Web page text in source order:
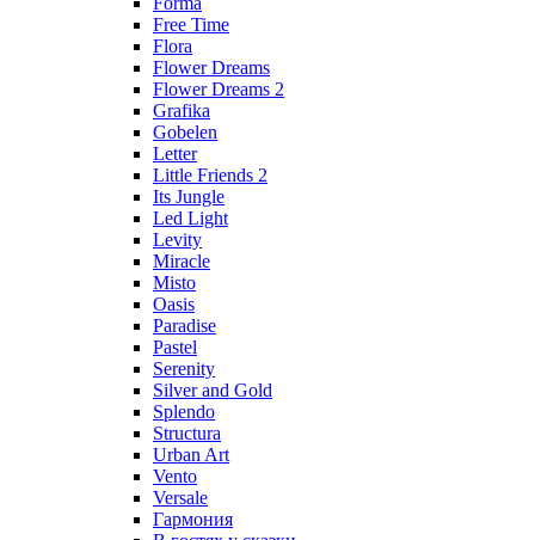
Free Time
Flora
Flower Dreams
Flower Dreams 2
Grafika
Gobelen
Letter
Little Friends 2
Its Jungle
Led Light
Levity
Miracle
Misto
Oasis
Paradise
Pastel
Serenity
Silver and Gold
Splendo
Structura
Urban Art
Vento
Versale
Гармония